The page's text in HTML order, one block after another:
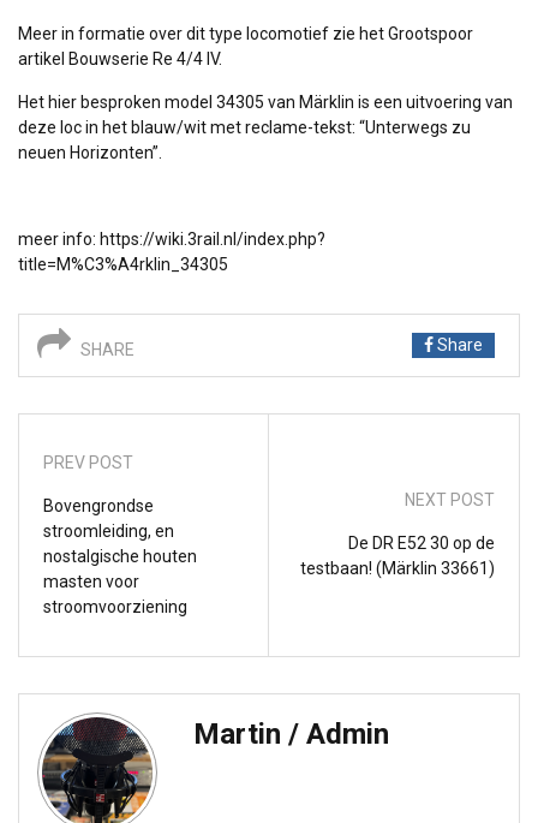
Meer in formatie over dit type locomotief zie het Grootspoor
artikel Bouwserie Re 4/4 IV.
Het hier besproken model 34305 van Märklin is een uitvoering van
deze loc in het blauw/wit met reclame-tekst: “Unterwegs zu
neuen Horizonten”.
meer info: https://wiki.3rail.nl/index.php?
title=M%C3%A4rklin_34305
SHARE Share
PREV POST
Bovengrondse
stroomleiding, en
nostalgische houten
masten voor
stroomvoorziening
NEXT POST
De DR E52 30 op de
testbaan! (Märklin 33661)
Martin / Admin